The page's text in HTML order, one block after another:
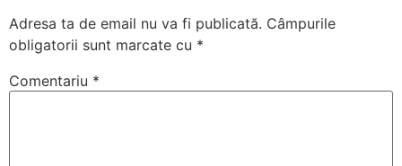
Adresa ta de email nu va fi publicată. Câmpurile
obligatorii sunt marcate cu *
Comentariu *